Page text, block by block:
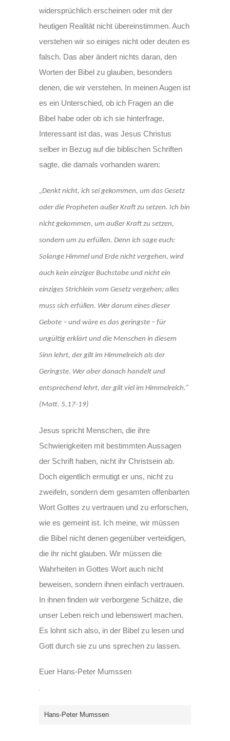
widersprüchlich erscheinen oder mit der
heutigen Realität nicht übereinstimmen. Auch
verstehen wir so einiges nicht oder deuten es
falsch. Das aber ändert nichts daran, den
Worten der Bibel zu glauben, besonders
denen, die wir verstehen. In meinen Augen ist
es ein Unterschied, ob ich Fragen an die
Bibel habe oder ob ich sie hinterfrage.
Interessant ist das, was Jesus Christus
selber in Bezug auf die biblischen Schriften
sagte, die damals vorhanden waren:
„Denkt nicht, ich sei gekommen, um das Gesetz
oder die Propheten außer Kraft zu setzen. Ich bin
nicht gekommen, um außer Kraft zu setzen,
sondern um zu erfüllen. Denn ich sage euch:
Solange Himmel und Erde nicht vergehen, wird
auch kein einziger Buchstabe und nicht ein
einziges Strichlein vom Gesetz vergehen; alles
muss sich erfüllen. Wer darum eines dieser
Gebote – und wäre es das geringste – für
ungültig erklärt und die Menschen in diesem
Sinn lehrt, der gilt im Himmelreich als der
Geringste. Wer aber danach handelt und
entsprechend lehrt, der gilt viel im Himmelreich.“
(Matt. 5,17-19)
Jesus spricht Menschen, die ihre
Schwierigkeiten mit bestimmten Aussagen
der Schrift haben, nicht ihr Christsein ab.
Doch eigentlich ermutigt er uns, nicht zu
zweifeln, sondern dem gesamten offenbarten
Wort Gottes zu vertrauen und zu erforschen,
wie es gemeint ist. Ich meine, wir müssen
die Bibel nicht denen gegenüber verteidigen,
die ihr nicht glauben. Wir müssen die
Wahrheiten in Gottes Wort auch nicht
beweisen, sondern ihnen einfach vertrauen.
In ihnen finden wir verborgene Schätze, die
unser Leben reich und lebenswert machen.
Es lohnt sich also, in der Bibel zu lesen und
Gott durch sie zu uns sprechen zu lassen.
Euer Hans-Peter Mumssen
Hans-Peter Mumssen